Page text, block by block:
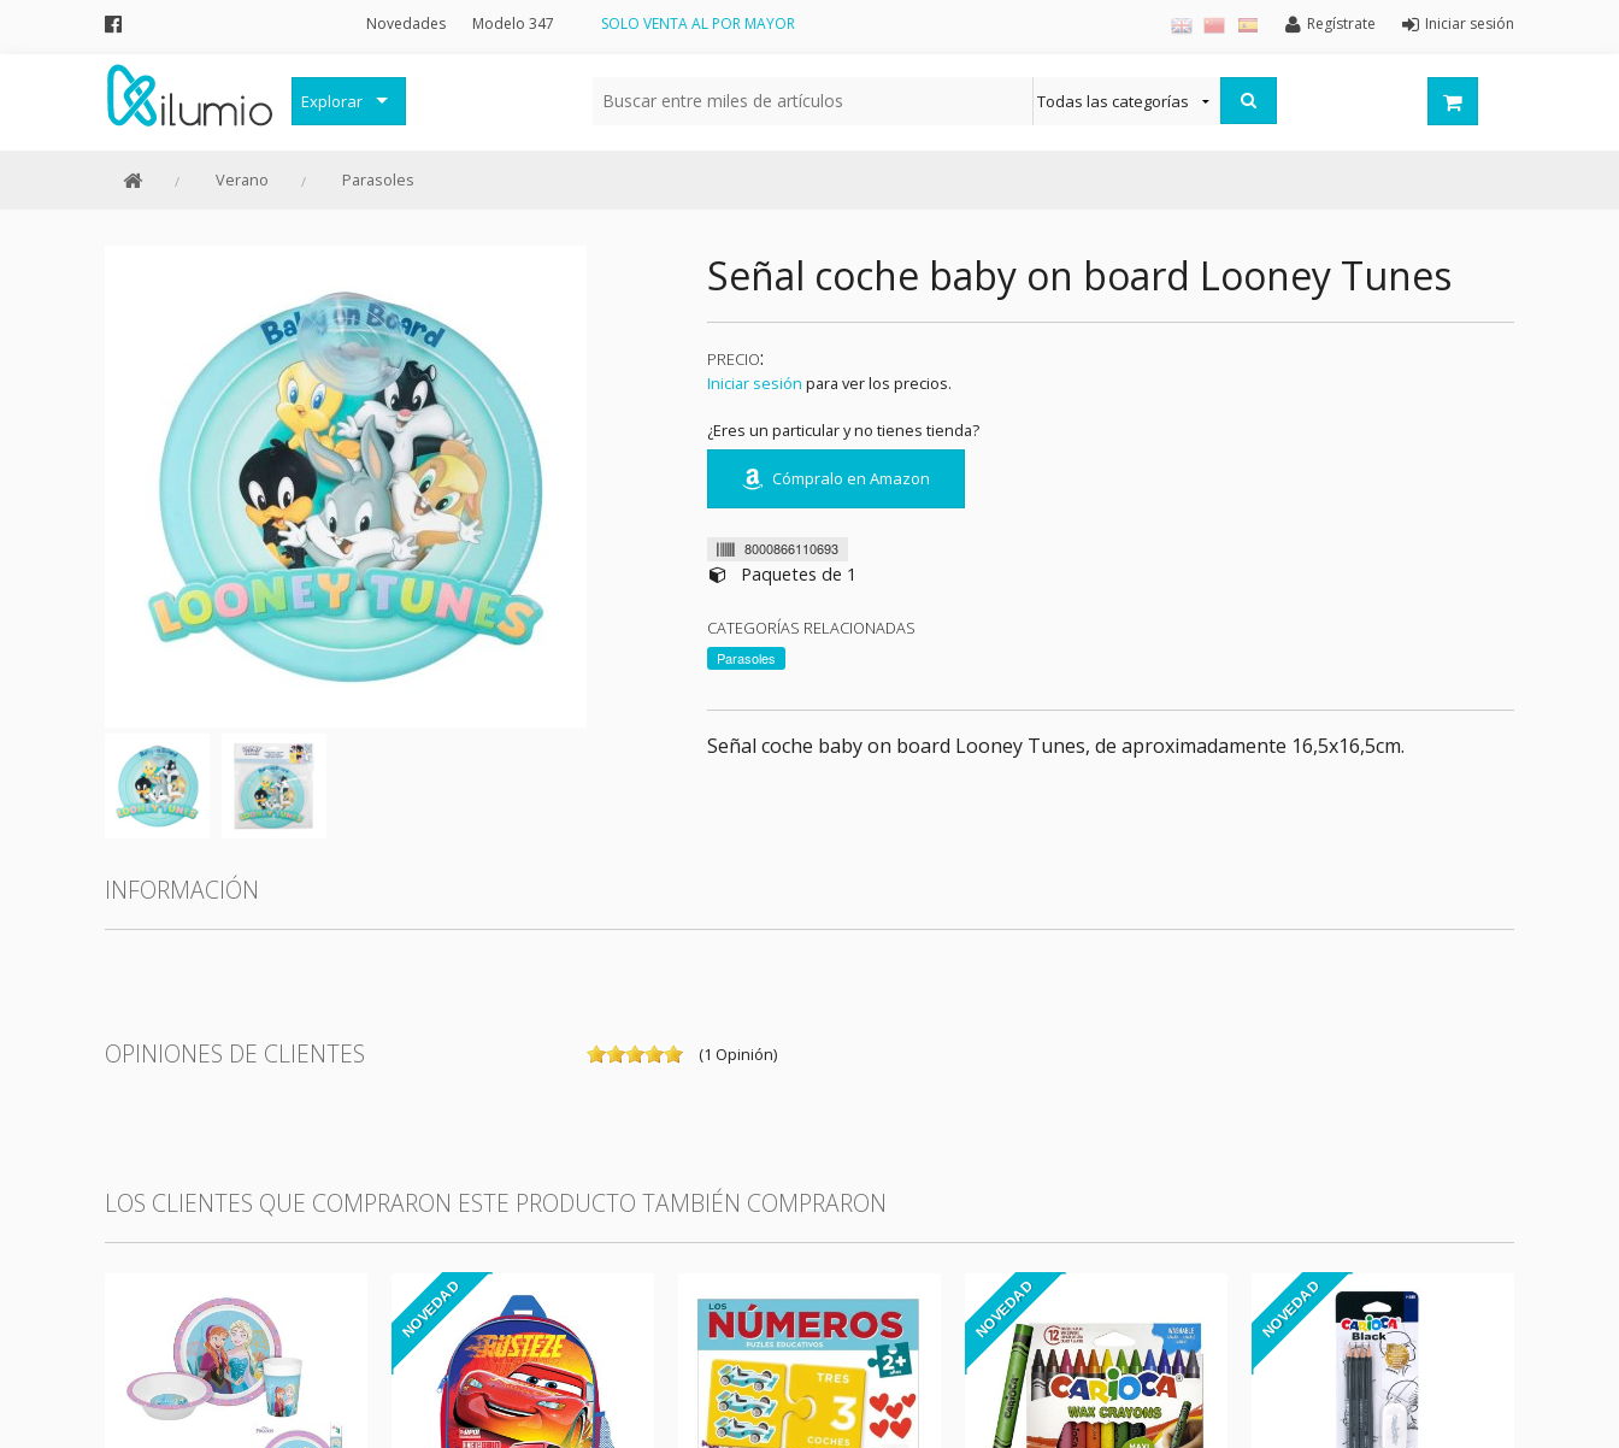
Novedades Modelo 347 SOLO VENTA AL POR MAYOR Iniciar sesión
Regístrate
Explorar
Frases Originales
Menaje
Merchandising Friki
Moda y Complementos
Invierno
Verano
Outlet
Personajes y marcas
Todas las categorías
Verano Parasoles
Señal coche baby on board Looney Tunes
PRECIO:
Iniciar sesión para ver los precios.
¿Eres un particular y no tienes tienda?
Cómpralo en Amazon
8000866110693
Paquetes de 1
CATEGORÍAS RELACIONADAS
Parasoles
Señal coche baby on board Looney Tunes, de aproximadamente 16,5x16,5cm.
INFORMACIÓN
OPINIONES DE CLIENTES (1 Opinión)
LOS CLIENTES QUE COMPRARON ESTE PRODUCTO TAMBIÉN COMPRARON
NOVEDAD NOVEDAD NOVEDAD